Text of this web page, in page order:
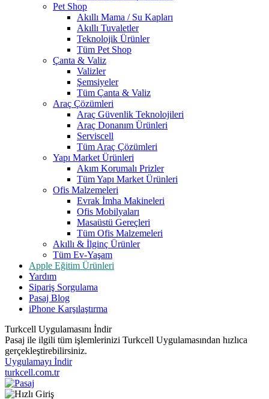
Pet Shop
Akıllı Mama / Su Kapları
Akıllı Tuvaletler
Teknolojik Ürünler
Tüm Pet Shop
Çanta & Valiz
Valizler
Şemsiyeler
Tüm Çanta & Valiz
Araç Çözümleri
Araç Güvenlik Teknolojileri
Araç Donanım Ürünleri
Serviscell
Tüm Araç Çözümleri
Yapı Market Ürünleri
Akım Korumalı Prizler
Tüm Yapı Market Ürünleri
Ofis Malzemeleri
Evrak İmha Makineleri
Ofis Mobilyaları
Masaüstü Gereçleri
Tüm Ofis Malzemeleri
Akıllı & İlginç Ürünler
Tüm Ev-Yaşam
Apple Eğitim Ürünleri
Yardım
Sipariş Sorgulama
Pasaj Blog
iPhone Karşılaştırma
Turkcell Uygulamasını İndir
Pasaj ile ilgili tüm işlemlerinizi Turkcell Uygulamasından hızlıca
gerçekleştirebilirsiniz.
Uygulamayı İndir
turkcell.com.tr